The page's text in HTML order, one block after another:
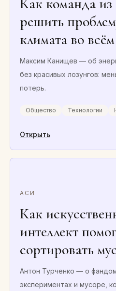
Как команда
решить
климата во
Максим Канищев — об
без красивых лозунгов:
потерь.
Общество Технологии
Открыть
АСИ
Как
интеллект
сортировать
Антон Турченко — о
экспериментах и мусоре,